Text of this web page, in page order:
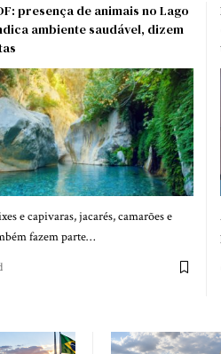
presença de animais no Lago
ambiente saudável, dizem
e capivaras, jacarés, camarões e
fazem parte…